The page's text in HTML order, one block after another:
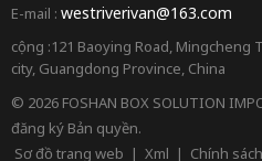
E-mail : westriverivan@163.com
cộng :121 Baoying Road, Mingcheng
city, Guangdong Province, China
© 2026 FOSHAN BOX SOLUTION
đăng ký Bản quyền.
Sơ đồ trang web | Xml | Chính